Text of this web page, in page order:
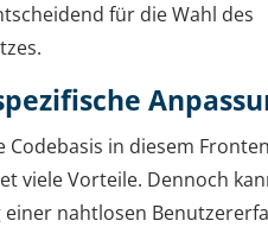
für die Wahl des
Codebasis in diesem
viele Vorteile. Dennoch
einer nahtlosen